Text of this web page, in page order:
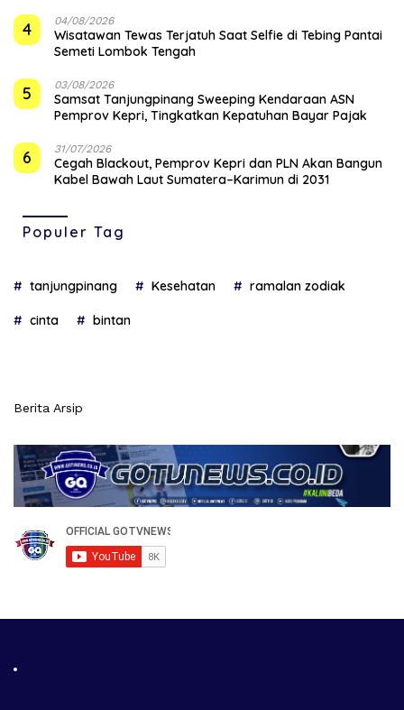
4 04/08/2026
Wisatawan Tewas Terjatuh Saat Selfie di Tebing Pantai
Semeti Lombok Tengah
5 03/08/2026
Samsat Tanjungpinang Sweeping Kendaraan ASN
Pemprov Kepri, Tingkatkan Kepatuhan Bayar Pajak
6 31/07/2026
Cegah Blackout, Pemprov Kepri dan PLN Akan Bangun
Kabel Bawah Laut Sumatera–Karimun di 2031
Populer Tag
tanjungpinang Kesehatan ramalan zodiak
cinta bintan
Berita Arsip